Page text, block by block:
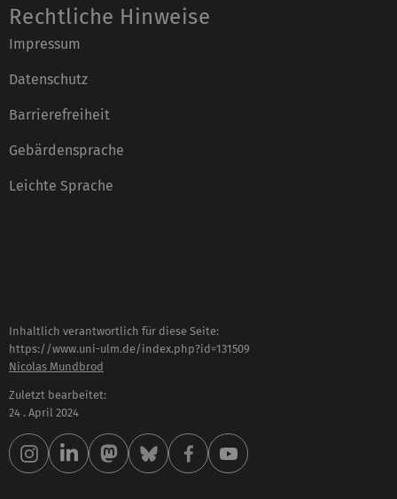
Rechtliche Hinweise
Impressum
Datenschutz
Barrierefreiheit
Gebärdensprache
Leichte Sprache
Inhaltlich verantwortlich für diese Seite:
https://www.uni-ulm.de/index.php?id=131509
Nicolas Mundbrod
Zuletzt bearbeitet:
24 . April 2024